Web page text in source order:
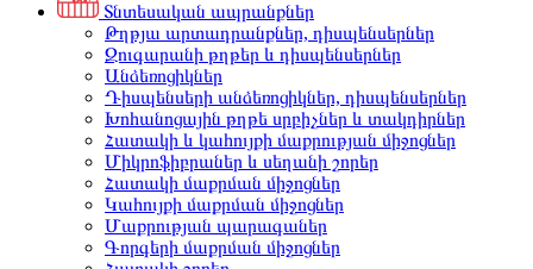
Տնտեսական ապրանքներ
Թղթյա արտադրանքներ, դիսպենսերներ
Զուգարանի թղթեր և դիսպենսերներ
Անձեռոցիկներ
Դիսպենսերի անձեռոցիկներ, դիսպենսերներ
Խոհանոցային թղթե սրբիչներ և տակդիրներ
Հատակի և կահույքի մաքրության միջոցներ
Միկրոֆիբրաներ և սեղանի շորեր
Հատակի մաքրման միջոցներ
Կահույքի մաքրման միջոցներ
Մաքրության պարագաներ
Գորգերի մաքրման միջոցներ